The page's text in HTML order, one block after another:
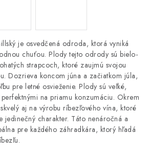
je osvedčená odroda, ktorá vyniká
chuťou. Plody tejto odrody sú bielo-
strapcoch, ktoré zaujmú svojou
Dozrieva koncom júna a začiatkom júla,
pre letné osvieženie. Plody sú veľké,
na priamu konzumáciu. Okrem
aj na výrobu ríbezľového vína, ktoré
jedinečný charakter. Táto nenáročná a
pre každého záhradkára, ktorý hľadá